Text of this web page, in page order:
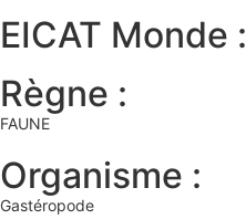
EICAT Monde :
Règne :
FAUNE
Organisme :
Gastéropode